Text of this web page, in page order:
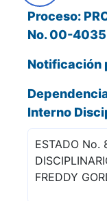
Proceso:
No. 00-
Notificación
Interno
ESTADO No.
FREDDY